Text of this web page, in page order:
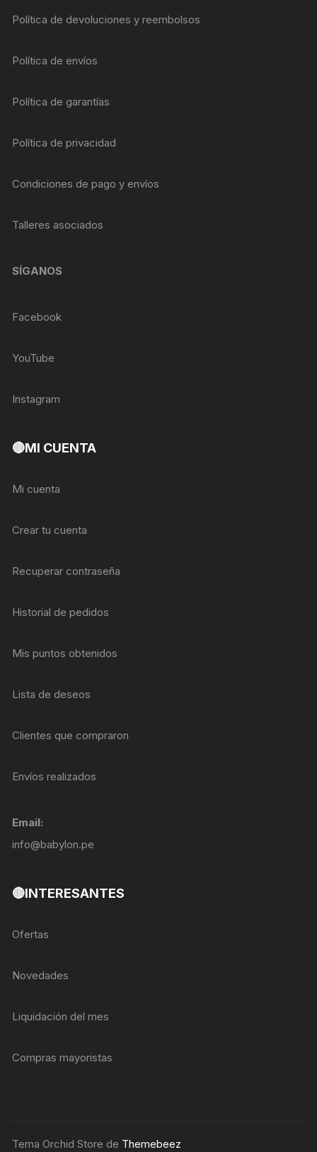
Política de devoluciones y reembolsos
Política de envíos
Política de garantías
Política de privacidad
Condiciones de pago y envíos
Talleres asociados
SÍGANOS
Facebook
YouTube
Instagram
🔴MI CUENTA
Mi cuenta
Crear tu cuenta
Recuperar contraseña
Historial de pedidos
Mis puntos obtenidos
Lista de deseos
Clientes que compraron
Envíos realizados
Email:
info@babylon.pe
🔴INTERESANTES
Ofertas
Novedades
Liquidación del mes
Compras mayoristas
Tema Orchid Store de Themebeez